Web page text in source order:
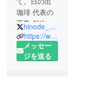
珈琲 代表の
西島 銀次朗
と申しま
す。
私は、20代
hinode_coffee
https://www.hinodecoffee.online
メッセー
ジを送る